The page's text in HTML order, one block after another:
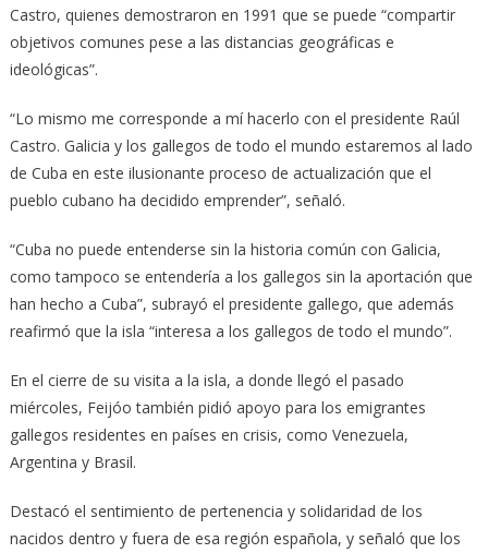
Castro, quienes demostraron en 1991 que se puede “compartir
objetivos comunes pese a las distancias geográficas e
ideológicas”.
“Lo mismo me corresponde a mí hacerlo con el presidente Raúl
Castro. Galicia y los gallegos de todo el mundo estaremos al lado
de Cuba en este ilusionante proceso de actualización que el
pueblo cubano ha decidido emprender”, señaló.
“Cuba no puede entenderse sin la historia común con Galicia,
como tampoco se entendería a los gallegos sin la aportación que
han hecho a Cuba”, subrayó el presidente gallego, que además
reafirmó que la isla “interesa a los gallegos de todo el mundo”.
En el cierre de su visita a la isla, a donde llegó el pasado
miércoles, Feijóo también pidió apoyo para los emigrantes
gallegos residentes en países en crisis, como Venezuela,
Argentina y Brasil.
Destacó el sentimiento de pertenencia y solidaridad de los
nacidos dentro y fuera de esa región española, y señaló que los